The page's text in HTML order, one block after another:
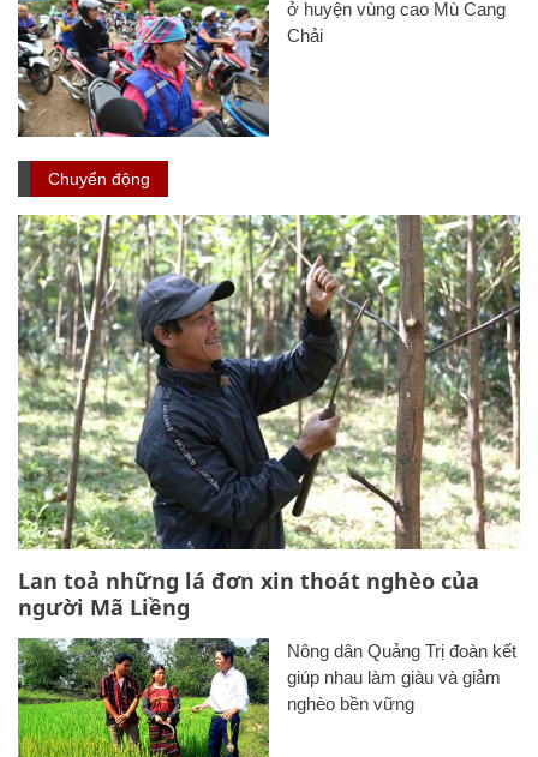
ở huyện vùng cao Mù Cang
Chải
Chuyển động
Lan toả những lá đơn xin thoát nghèo của
người Mã Liềng
Nông dân Quảng Trị đoàn kết
giúp nhau làm giàu và giảm
nghèo bền vững